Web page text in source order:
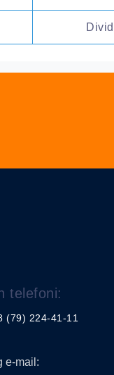
telefoni:
(79) 224-41-11